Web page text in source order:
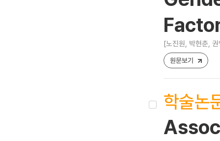
[노진원, 박현춘,
원문보기
학술논